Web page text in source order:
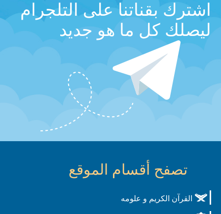
اشترك بقناتنا على التلجرام
ليصلك كل ما هو جديد
تصفح أقسام الموقع
القرآن الكريم و علومه